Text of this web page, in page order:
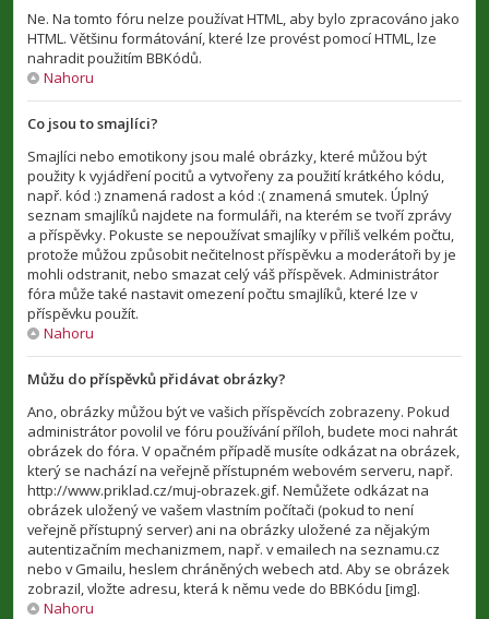
Ne. Na tomto fóru nelze používat HTML, aby bylo zpracováno jako
HTML. Většinu formátování, které lze provést pomocí HTML, lze
nahradit použitím BBKódů.
Nahoru
Co jsou to smajlíci?
Smajlíci nebo emotikony jsou malé obrázky, které můžou být
použity k vyjádření pocitů a vytvořeny za použití krátkého kódu,
např. kód :) znamená radost a kód :( znamená smutek. Úplný
seznam smajlíků najdete na formuláři, na kterém se tvoří zprávy
a příspěvky. Pokuste se nepoužívat smajlíky v příliš velkém počtu,
protože můžou způsobit nečitelnost příspěvku a moderátoři by je
mohli odstranit, nebo smazat celý váš příspěvek. Administrátor
fóra může také nastavit omezení počtu smajlíků, které lze v
příspěvku použít.
Nahoru
Můžu do příspěvků přidávat obrázky?
Ano, obrázky můžou být ve vašich příspěvcích zobrazeny. Pokud
administrátor povolil ve fóru používání příloh, budete moci nahrát
obrázek do fóra. V opačném případě musíte odkázat na obrázek,
který se nachází na veřejně přístupném webovém serveru, např.
http://www.priklad.cz/muj-obrazek.gif. Nemůžete odkázat na
obrázek uložený ve vašem vlastním počítači (pokud to není
veřejně přístupný server) ani na obrázky uložené za nějakým
autentizačním mechanizmem, např. v emailech na seznamu.cz
nebo v Gmailu, heslem chráněných webech atd. Aby se obrázek
zobrazil, vložte adresu, která k němu vede do BBKódu [img].
Nahoru